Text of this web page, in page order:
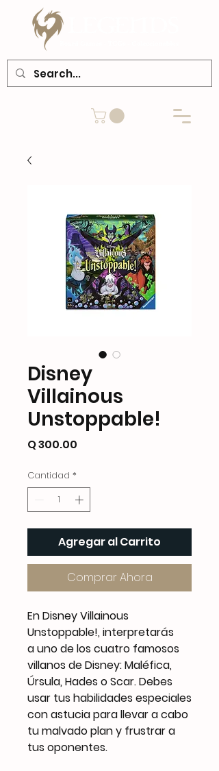
Disney
Villainous
Unstoppable!
Q 300.00
Cantidad *
Agregar al Carrito
Comprar Ahora
En Disney Villainous
Unstoppable!, interpretarás
a uno de los cuatro famosos
villanos de Disney: Maléfica,
Úrsula, Hades o Scar. Debes
usar tus habilidades especiales
con astucia para llevar a cabo
tu malvado plan y frustrar a
tus oponentes.